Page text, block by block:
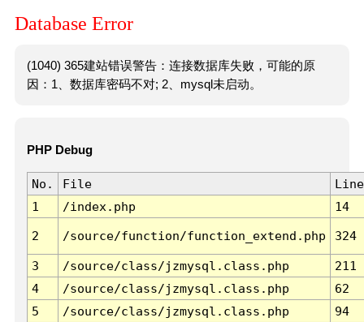
Database Error
(1040) 365建站错误警告：连接数据库失败，可能的原
因：1、数据库密码不对; 2、mysql未启动。
PHP Debug
No. File
Line
1
/index.php 14
2 /source/function/function_extend.php 324
3 /source/class/jzmysql.class.php
211
4
/source/class/jzmysql.class.php
62
5
/source/class/jzmysql.class.php
94